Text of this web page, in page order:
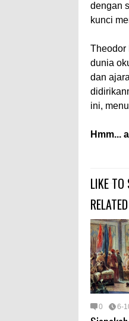
dengan
kunci
Theodor
dunia
dan
ini,
Hmm...
LIKE TO
RELATED
0 6-